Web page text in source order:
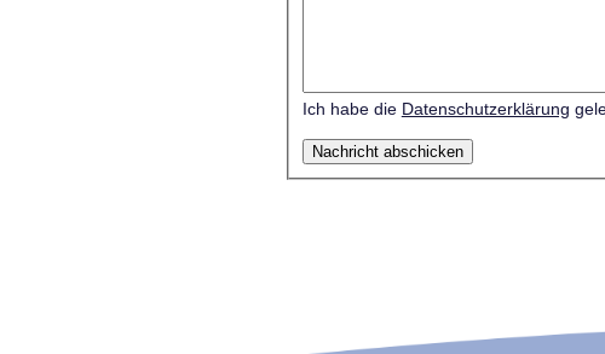
Ich habe die Datenschutzerklärung